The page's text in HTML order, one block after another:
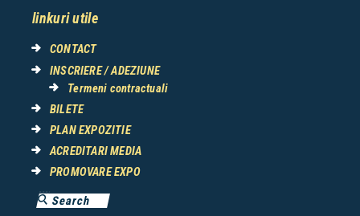
linkuri utile
CONTACT
INSCRIERE / ADEZIUNE
Termeni contractuali
BILETE
PLAN EXPOZITIE
ACREDITARI MEDIA
PROMOVARE EXPO